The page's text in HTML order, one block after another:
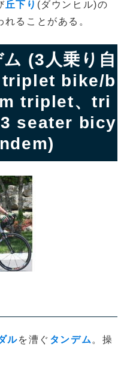
丘下り (ダウンヒル)の
れることがある。
(3人乗り自
triplet bike/b
triplet、tri
seater bicy
ルを漕ぐ タンデム 。操